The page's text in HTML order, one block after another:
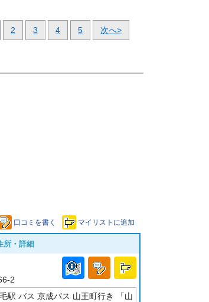
2 3 4 5 次へ>
口コミを書く マイリストに追加
所・詳細
2
駅 バス 京成バス 山王町行き 「山